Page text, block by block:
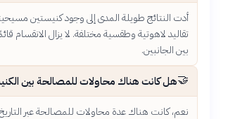
أدت النتائج طويلة المدى إلى وجود كنيستين
تقاليد لاهوتية وطقسية مختلفة. لا يزال الانقسام
بين الجانبين.
🤝هل كانت هناك محاولات للمصالحة بين